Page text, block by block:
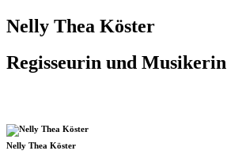
Nelly Thea Köster
Regisseurin und Musikerin
Nelly Thea Köster